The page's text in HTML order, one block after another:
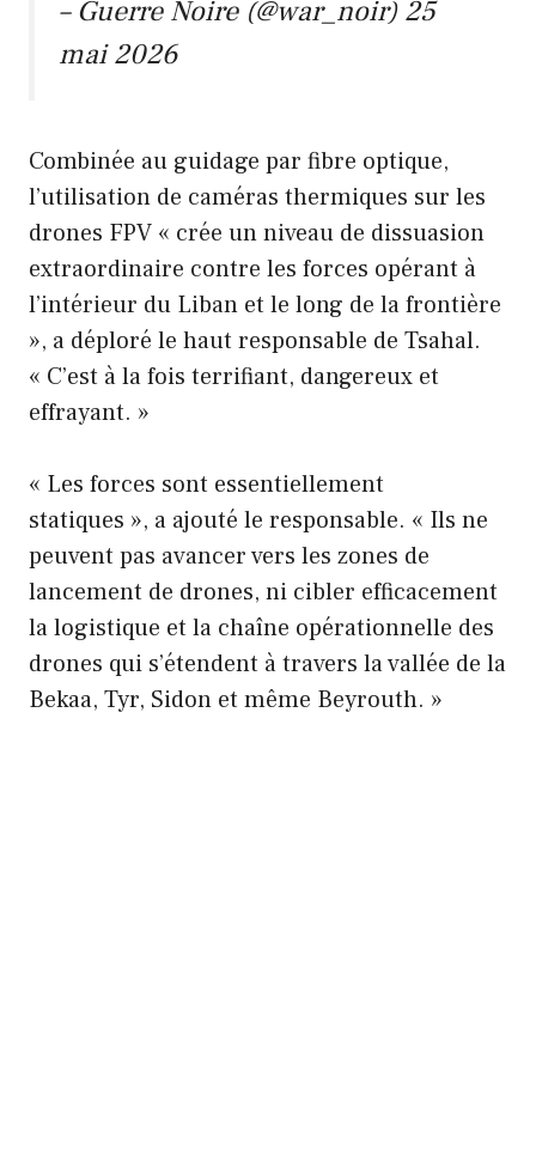
– Guerre Noire (@war_noir)25
mai 2026
Combinée au guidage par fibre optique,
l’utilisation de caméras thermiques sur les
drones FPV « crée un niveau de dissuasion
extraordinaire contre les forces opérant à
l’intérieur du Liban et le long de la frontière
», a déploré le haut responsable de Tsahal.
« C’est à la fois terrifiant, dangereux et
effrayant. »
« Les forces sont essentiellement
statiques », a ajouté le responsable. « Ils ne
peuvent pas avancer vers les zones de
lancement de drones, ni cibler efficacement
la logistique et la chaîne opérationnelle des
drones qui s’étendent à travers la vallée de la
Bekaa, Tyr, Sidon et même Beyrouth. »